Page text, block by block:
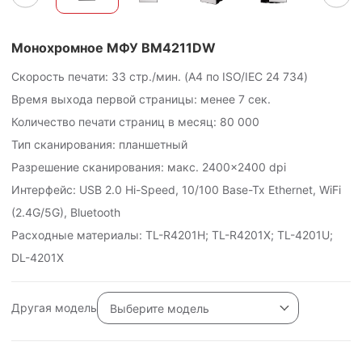
Монохромное МФУ BM4211DW
Скорость печати: 33 стр./мин. (A4 по ISO/IEC 24 734)
Время выхода первой страницы: менее 7 сек.
Количество печати страниц в месяц: 80 000
Тип сканирования: планшетный
Разрешение сканирования: макс. 2400×2400 dpi
Интерфейс: USB 2.0 Hi-Speed, 10/100 Base-Tx Ethernet, WiFi
(2.4G/5G), Bluetooth
Расходные материалы: TL-R4201H; TL-R4201X; TL-4201U;
DL-4201X
Другая модель Выберите модель